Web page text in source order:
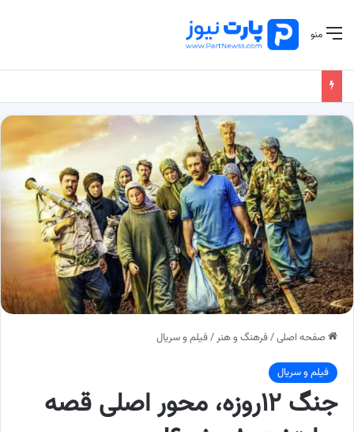
منو
صفحه اصلی/فرهنگ و هنر/فیلم و سریال
فیلم و سریال
جنگ ۱۲روزه، محور اصلی قصه